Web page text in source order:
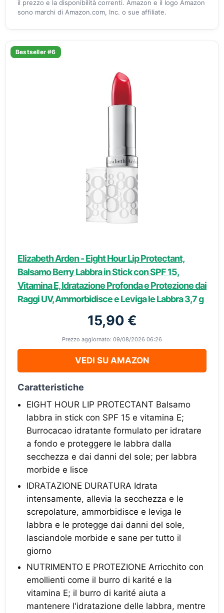
il prezzo e la disponibilità correnti. Amazon e il logo Amazon
sono marchi di Amazon.com, Inc. o sue affiliate.
Bestseller #6
Elizabeth Arden - Eight Hour Lip Protectant,
Balsamo Berry Labbra in Stick con SPF 15,
Vitamina E, Idratazione Profonda e Protezione dai
Raggi UV, Ammorbidisce e Leviga le Labbra 3,7 g
15,90 €
Prezzo aggiornato: 09/08/2026 06:26
VEDI SU AMAZON
Caratteristiche
EIGHT HOUR LIP PROTECTANT Balsamo
labbra in stick con SPF 15 e vitamina E;
Burrocacao idratante formulato per idratare
a fondo e proteggere le labbra dalla
secchezza e dai danni del sole; per labbra
morbide e lisce
IDRATAZIONE DURATURA Idrata
intensamente, allevia la secchezza e le
screpolature, ammorbidisce e leviga le
labbra e le protegge dai danni del sole,
lasciandole morbide e sane per tutto il
giorno
NUTRIMENTO E PROTEZIONE Arricchito con
emollienti come il burro di karité e la
vitamina E; il burro di karité aiuta a
mantenere l'idratazione delle labbra, mentre